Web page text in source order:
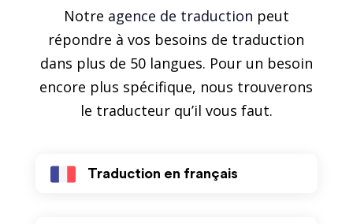
Notre agence de traduction peut
répondre à vos besoins de traduction
dans plus de 50 langues. Pour un besoin
encore plus spécifique, nous trouverons
le traducteur qu’il vous faut.
Traduction en français